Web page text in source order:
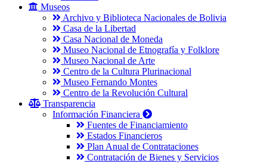
Museos
Archivo y Biblioteca Nacionales de Bolivia
Casa de la Libertad
Casa Nacional de Moneda
Museo Nacional de Etnografía y Folklore
Museo Nacional de Arte
Centro de la Cultura Plurinacional
Museo Fernando Montes
Centro de la Revolución Cultural
Transparencia
Información Financiera
Fuentes de Financiamiento
Estados Financieros
Plan Anual de Contrataciones
Contratación de Bienes y Servicios